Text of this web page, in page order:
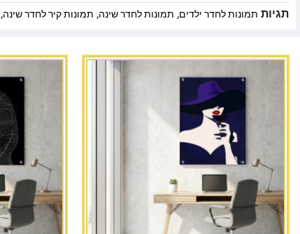
תגיות תמונות לחדר ילדים, תמונות לחדר שינה, תמונות קיר לחדר שינה,